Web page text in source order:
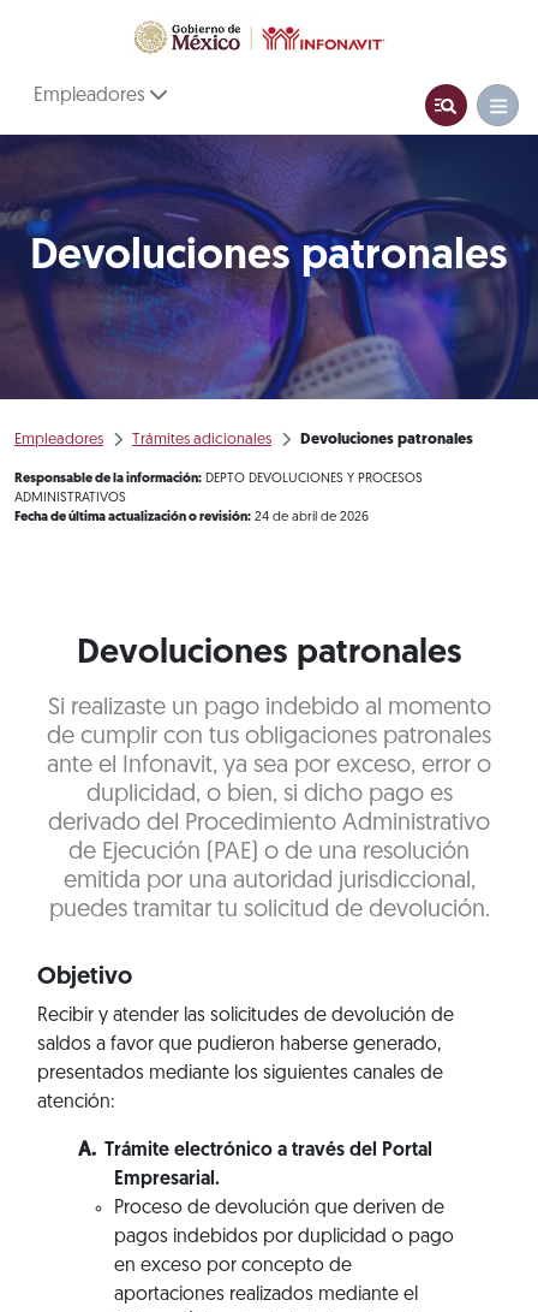
Empleadores
Devoluciones patronales
Empleadores Trámites adicionales Devoluciones patronales
Responsable de la información: DEPTO DEVOLUCIONES Y PROCESOS
ADMINISTRATIVOS
Fecha de última actualización o revisión: 24 de abril de 2026
Devoluciones patronales
Si realizaste un pago indebido al momento
de cumplir con tus obligaciones patronales
ante el Infonavit, ya sea por exceso, error o
duplicidad, o bien, si dicho pago es
derivado del Procedimiento Administrativo
de Ejecución (PAE) o de una resolución
emitida por una autoridad jurisdiccional,
puedes tramitar tu solicitud de devolución.
Objetivo
Recibir y atender las solicitudes de devolución de
saldos a favor que pudieron haberse generado,
presentados mediante los siguientes canales de
atención:
Trámite electrónico a través del Portal
Empresarial.
Proceso de devolución que deriven de
pagos indebidos por duplicidad o pago
en exceso por concepto de
aportaciones realizados mediante el